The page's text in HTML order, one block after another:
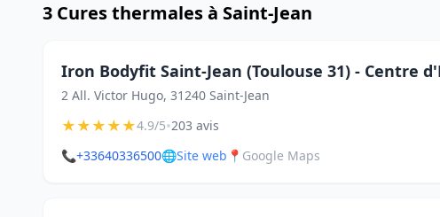
3 Cures thermales à Saint-Jean
Iron Bodyfit Saint-Jean (Toulouse 31) - Centre
2 All. Victor Hugo, 31240 Saint-Jean
★★★★★4.9/5•203 avis
📞+33640336500🌐Site web 📍 Google Maps